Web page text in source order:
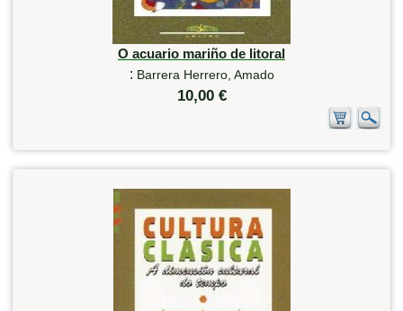
O acuario mariño de litoral
: Barrera Herrero, Amado
10,00 €